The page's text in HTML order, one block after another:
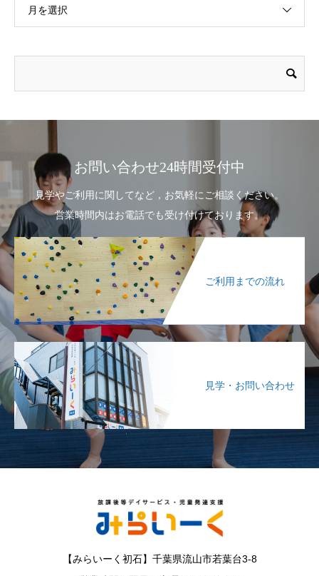
月を選択
お問い合わせ24時間受付中
見学やご利用に関してなど，お気軽にご相談ください。
営業時間内はお電話でも受け付けております。
ご利用までの流れ
見学・お問い合わせ
【みらいーく初石】千葉県流山市若葉台3-8